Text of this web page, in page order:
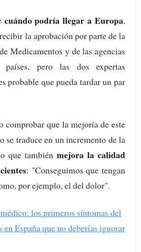
cuándo podría llegar a Europa,
la aprobación por parte de la
Medicamentos y de las agencias
pero las dos expertas
probable que pueda tardar un par
comprobar que la mejoría de este
se traduce en un incremento de la
que también mejora la calidad
: "Conseguimos que tengan
por ejemplo, el del dolor".
los primeros síntomas del
en España que no deberías ignorar